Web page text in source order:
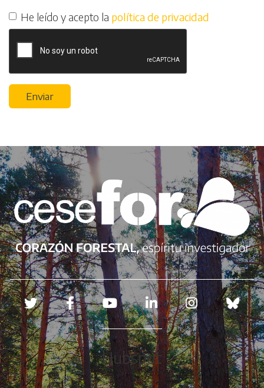
He leído y acepto la política de privacidad
Enviar
Redes sociales
Hubspot